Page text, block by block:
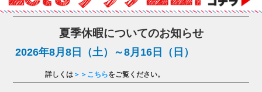
ー
ド
夏季休暇についてのお知らせ
2026年8月8日（土）～8月16日（日）
詳しくは ＞＞こちらをご覧ください。